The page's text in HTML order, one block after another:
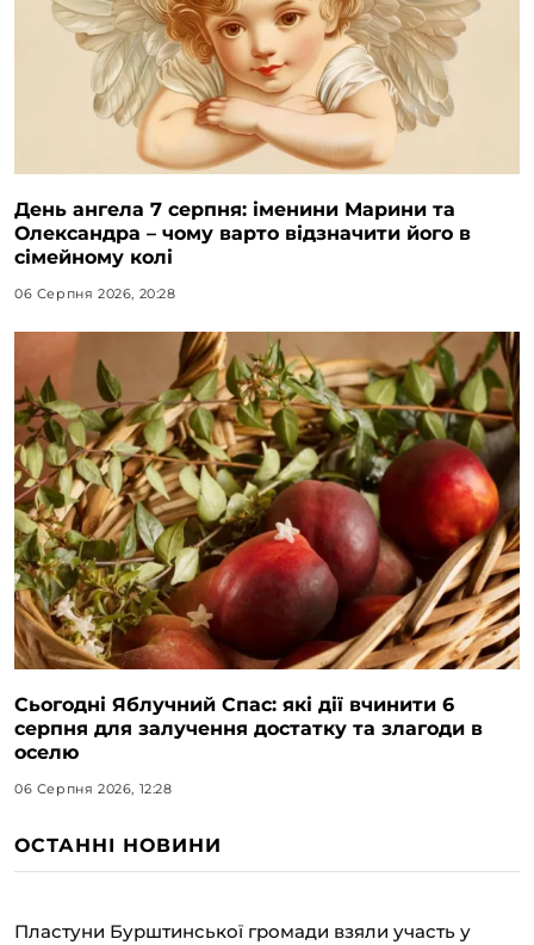
День ангела 7 серпня: іменини Марини та
Олександра – чому варто відзначити його в
сімейному колі
06 Серпня 2026, 20:28
Сьогодні Яблучний Спас: які дії вчинити 6
серпня для залучення достатку та злагоди в
оселю
06 Серпня 2026, 12:28
ОСТАННІ НОВИНИ
Пластуни Бурштинської громади взяли участь у